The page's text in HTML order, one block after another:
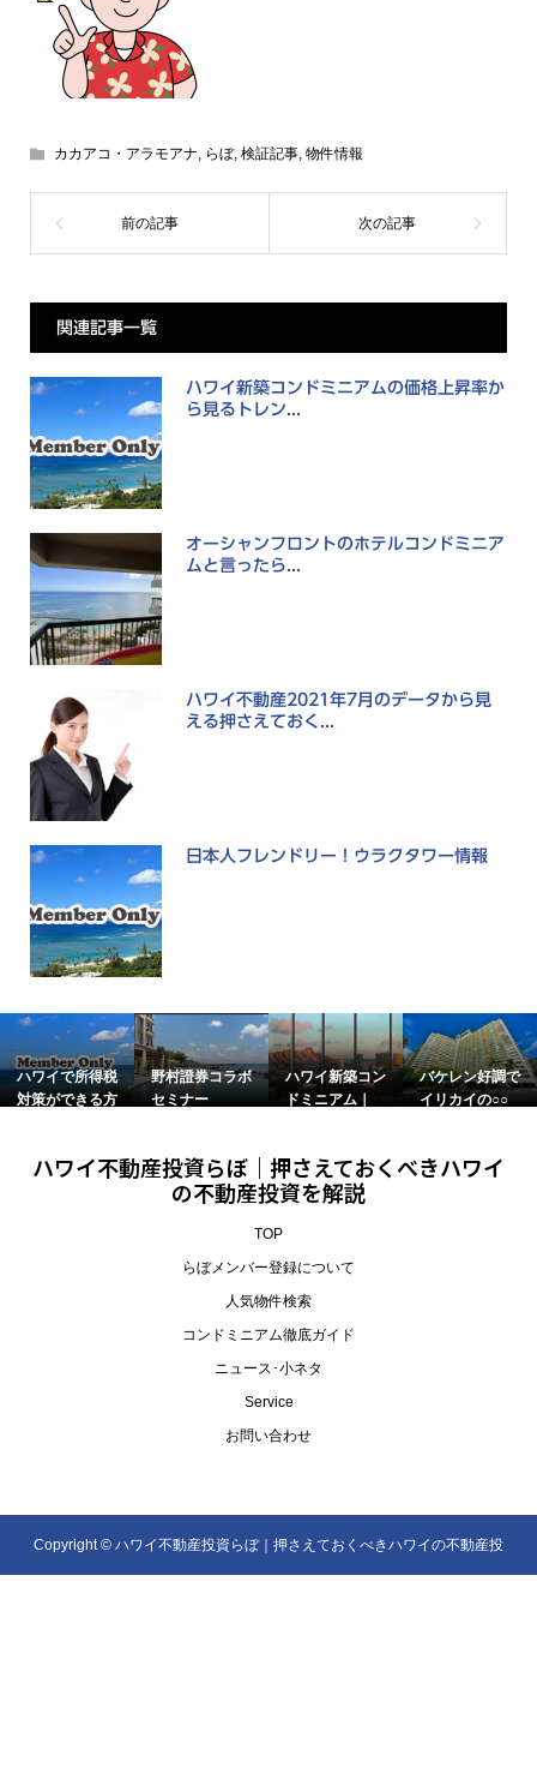
カカアコ・アラモアナ, らぼ, 検証記事, 物件情報
関連記事一覧
ハワイ新築コンドミニアムの価格上昇率か
ら見るトレン...
オーシャンフロントのホテルコンドミニア
ムと言ったら...
ハワイ不動産2021年7月のデータから見
える押さえておく...
日本人フレンドリー！ウラクタワー情報
野村證券コラボ
セミナー
ハワイ新築コン
ドミニアム｜
バケレン好調で
イリカイの○○
ハワイの戸建て
の屋根に注目し
ハワイ不動産投資らぼ｜押さえておくべきハワイ
の不動産投資を解説
TOP
らぼメンバー登録について
人気物件検索
コンドミニアム徹底ガイド
ニュース･小ネタ
Service
お問い合わせ
Copyright © ハワイ不動産投資らぼ｜押さえておくべきハワイの不動産投